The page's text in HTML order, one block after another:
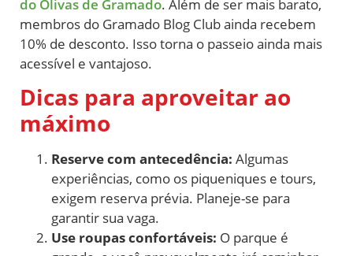
do Olivas de Gramado. Além de ser mais barato,
membros do Gramado Blog Club ainda recebem
10% de desconto. Isso torna o passeio ainda mais
acessível e vantajoso.
Dicas para aproveitar ao
máximo
Reserve com antecedência: Algumas
experiências, como os piqueniques e tours,
exigem reserva prévia. Planeje-se para
garantir sua vaga.
Use roupas confortáveis: O parque é